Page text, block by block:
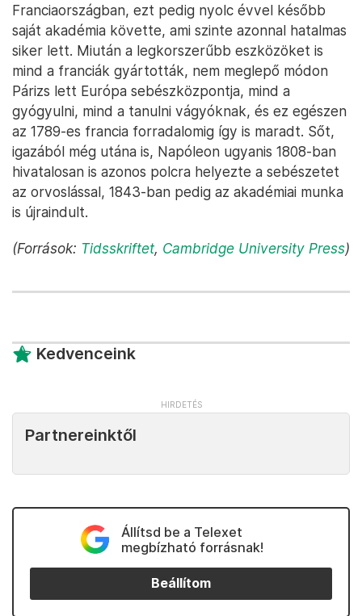
Franciaországban, ezt pedig nyolc évvel később
saját akadémia követte, ami szinte azonnal hatalmas
siker lett. Miután a legkorszerűbb eszközöket is
mind a franciák gyártották, nem meglepő módon
Párizs lett Európa sebészközpontja, mind a
gyógyulni, mind a tanulni vágyóknak, és ez egészen
az 1789-es francia forradalomig így is maradt. Sőt,
igazából még utána is, Napóleon ugyanis 1808-ban
hivatalosan is azonos polcra helyezte a sebészetet
az orvoslással, 1843-ban pedig az akadémiai munka
is újraindult.
(Források: Tidsskriftet, Cambridge University Press)
Kedvenceink
Partnereinktől
Állítsd be a Telexet
megbízható forrásnak!
Beállítom